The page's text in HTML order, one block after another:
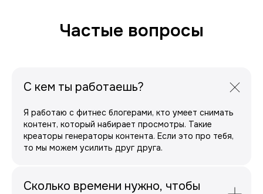
Частые вопросы
С кем ты работаешь?
Я работаю с фитнес блогерами, кто умеет снимать
контент, который набирает просмотры. Такие
креаторы генераторы контента. Если это про тебя,
то мы можем усилить друг друга.
Сколько времени нужно, чтобы